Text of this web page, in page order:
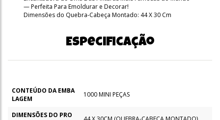
— Perfeita Para Emoldurar e Decorar!
Dimensões do Quebra-Cabeça Montado: 44 X 30 Cm
Especificação
CONTEÚDO DA EMBA
LAGEM
1000 MINI PEÇAS
DIMENSÕES DO PRO